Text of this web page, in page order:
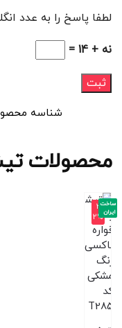
لطفا پاسخ را به عدد
نه + 14 =
شناسه
محصولات
-3
2%
ساخت
ایران